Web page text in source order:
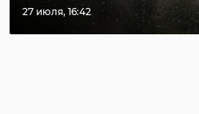
27 июля, 16:42